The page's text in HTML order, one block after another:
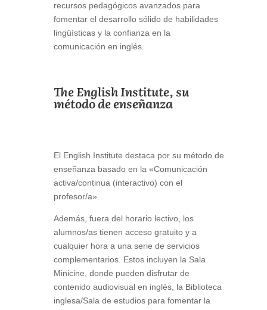
recursos pedagógicos avanzados para
fomentar el desarrollo sólido de habilidades
lingüísticas y la confianza en la
comunicación en inglés.
The English Institute, su
método de enseñanza
El English Institute destaca por su método de
enseñanza basado en la «Comunicación
activa/continua (interactivo) con el
profesor/a».
Además, fuera del horario lectivo, los
alumnos/as tienen acceso gratuito y a
cualquier hora a una serie de servicios
complementarios. Estos incluyen la Sala
Minicine, donde pueden disfrutar de
contenido audiovisual en inglés, la Biblioteca
inglesa/Sala de estudios para fomentar la